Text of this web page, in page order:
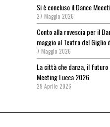
Si è concluso il Dance
27 Maggio 2026
Conto alla rovescia per il
maggio al Teatro del Giglio
7 Maggio 2026
La città che danza, il
Meeting Lucca 2026
29 Aprile 2026